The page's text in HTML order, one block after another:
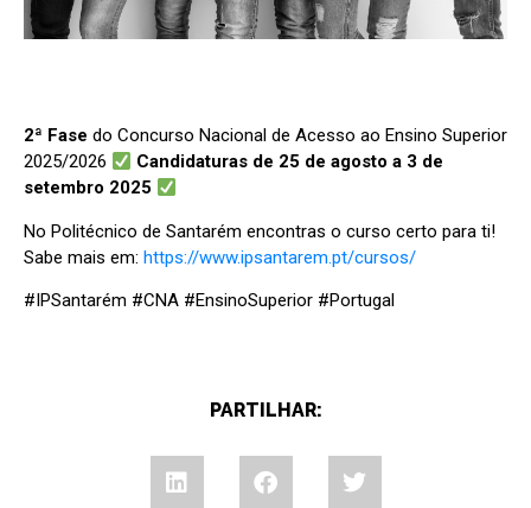
2ª Fase do Concurso Nacional de Acesso ao Ensino Superior
2025/2026
Candidaturas de 25 de agosto a 3 de
setembro 2025
No Politécnico de Santarém encontras o curso certo para ti!
Sabe mais em: https://www.ipsantarem.pt/cursos/
#IPSantarém #CNA #EnsinoSuperior #Portugal
PARTILHAR: